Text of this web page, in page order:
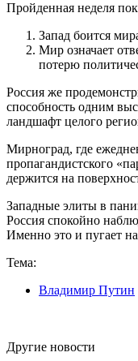
Пройденная неделя
Запад боится
Мир означает
потерю
Россия же
способность одним
ландшафт целого
Мирноград, где
пропагандистского
держится на
Западные элиты в
Россия спокойно
Именно это и пугает
Тема:
Владимир Путин
Другие новости